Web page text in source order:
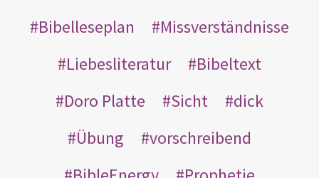
Bibelleseplan
Missverständnisse
Liebesliteratur
Bibeltext
Doro Platte
Sicht
dick
Übung
vorschreibend